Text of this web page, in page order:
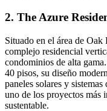
2. The Azure
Situado en el área de
complejo residencial
condominios de alta
40 pisos, su diseño
paneles solares y
uno de los proyectos más
sustentable.